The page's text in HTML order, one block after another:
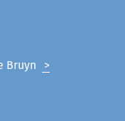
Bruyn
>